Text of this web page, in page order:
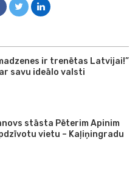
ir trenētas Latvijai!”
savu ideālo valsti
stāsta Pēterim Apinim
vietu – Kaļiņingradu